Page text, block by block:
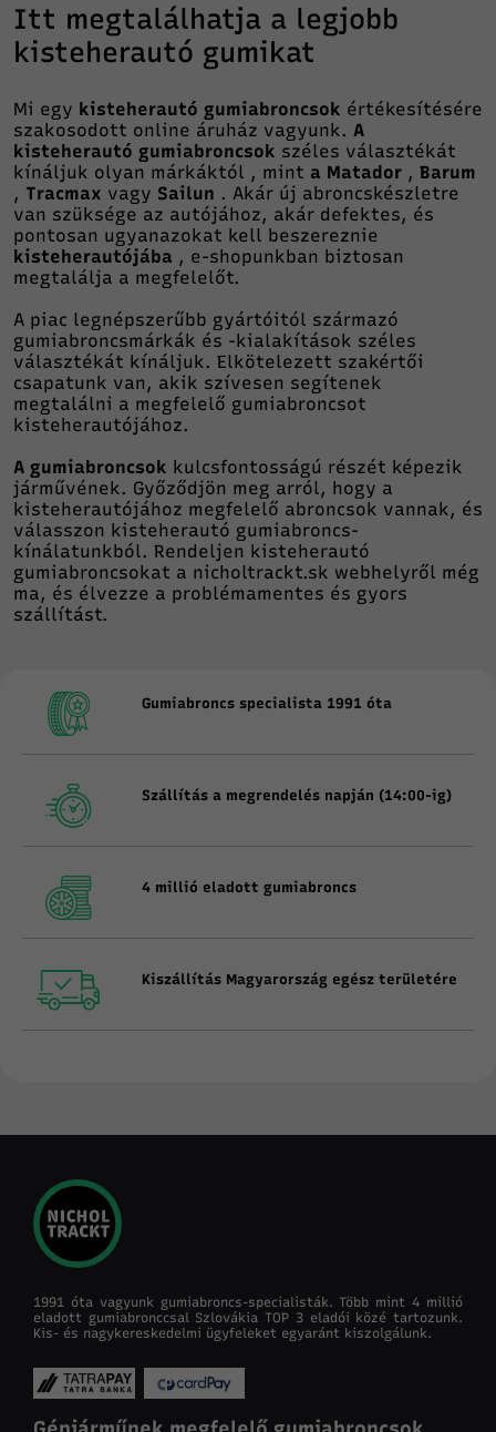
Itt megtalálhatja a legjobb
kisteherautó gumikat
Mi egy kisteherautó gumiabroncsok értékesítésére
szakosodott online áruház vagyunk. A
kisteherautó gumiabroncsok széles választékát
kínáljuk olyan márkáktól , mint a Matador , Barum
, Tracmax vagy Sailun . Akár új abroncskészletre
van szüksége az autójához, akár defektes, és
pontosan ugyanazokat kell beszereznie
kisteherautójába , e-shopunkban biztosan
megtalálja a megfelelőt.
A piac legnépszerűbb gyártóitól származó
gumiabroncsmárkák és -kialakítások széles
választékát kínáljuk. Elkötelezett szakértői
csapatunk van, akik szívesen segítenek
megtalálni a megfelelő gumiabroncsot
kisteherautójához.
A gumiabroncsok kulcsfontosságú részét képezik
járművének. Győződjön meg arról, hogy a
kisteherautójához megfelelő abroncsok vannak, és
válasszon kisteherautó gumiabroncs-
kínálatunkból. Rendeljen kisteherautó
gumiabroncsokat a nicholtrackt.sk webhelyről még
ma, és élvezze a problémamentes és gyors
szállítást.
Gumiabroncs specialista 1991 óta
Szállítás a megrendelés napján (14:00-ig)
4 millió eladott gumiabroncs
Kiszállítás Magyarország egész területére
1991 óta vagyunk gumiabroncs-specialisták. Több mint 4 millió
eladott gumiabronccsal Szlovákia TOP 3 eladói közé tartozunk.
Kis- és nagykereskedelmi ügyfeleket egyaránt kiszolgálunk.